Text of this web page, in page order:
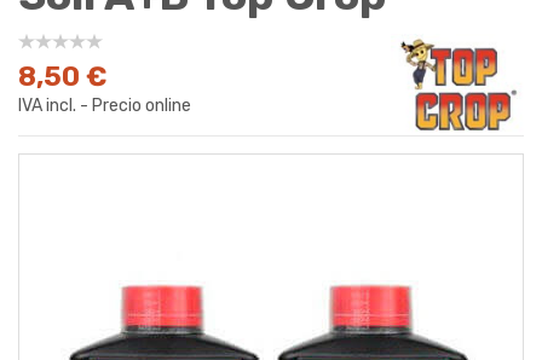
8,50 €
IVA incl. - Precio online